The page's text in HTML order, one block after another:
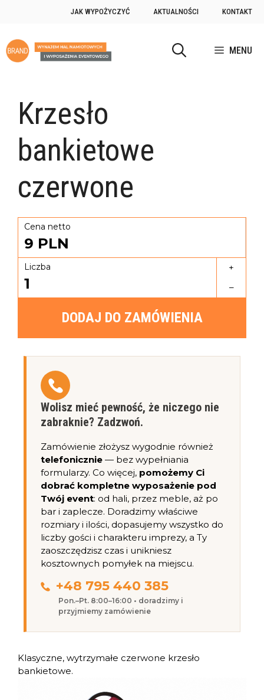
JAK WYPOŻYCZYĆ AKTUALNOŚCI KONTAKT
MENU
Krzesło
bankietowe
czerwone
Cena netto
9 PLN
Liczba
1
+
–
DODAJ DO ZAMÓWIENIA
Wolisz mieć pewność, że niczego nie
zabraknie? Zadzwoń.
Zamówienie złożysz wygodnie również
telefonicznie — bez wypełniania
formularzy. Co więcej, pomożemy Ci
dobrać kompletne wyposażenie pod
Twój event: od hali, przez meble, aż po
bar i zaplecze. Doradzimy właściwe
rozmiary i ilości, dopasujemy wszystko do
liczby gości i charakteru imprezy, a Ty
zaoszczędzisz czas i unikniesz
kosztownych pomyłek na miejscu.
+48 795 440 385
Pon.–Pt. 8:00–16:00 • doradzimy i
przyjmiemy zamówienie
Klasyczne, wytrzymałe czerwone krzesło
bankietowe.